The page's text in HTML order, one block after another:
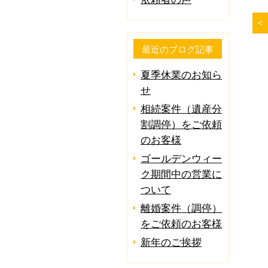
最近のブログ記事
夏季休業のお知ら
せ
相続案件（遺産分
割調停）をご依頼
のお客様
ゴールデンウィー
ク期間中の営業に
ついて
離婚案件（調停）
をご依頼のお客様
新年のご挨拶